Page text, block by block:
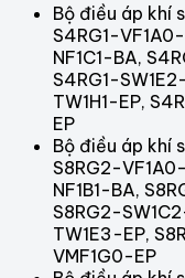
Bộ điều áp khí
S4RG1-
NF1C1-BA,
S4RG1-
TW1H1-EP,
EP
Bộ điều áp khí
S8RG2-
NF1B1-BA,
S8RG2-
TW1E3-EP,
VMF1G0-EP